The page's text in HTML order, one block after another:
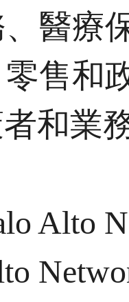
醫療
售和
和業
Alto